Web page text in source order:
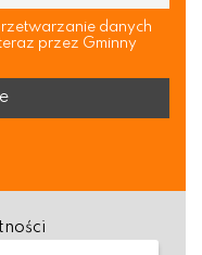
danych
przez Gminny